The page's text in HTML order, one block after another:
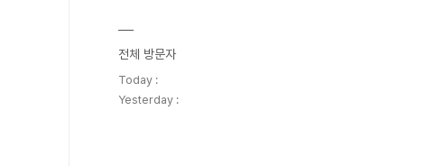
전체 방문자
Today :
Yesterday :